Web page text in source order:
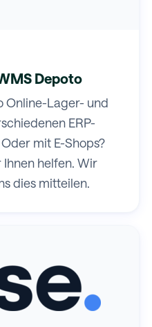
Depoto
Online-Lager- und
ERP-
mit E-Shops?
helfen. Wir
dies mitteilen.